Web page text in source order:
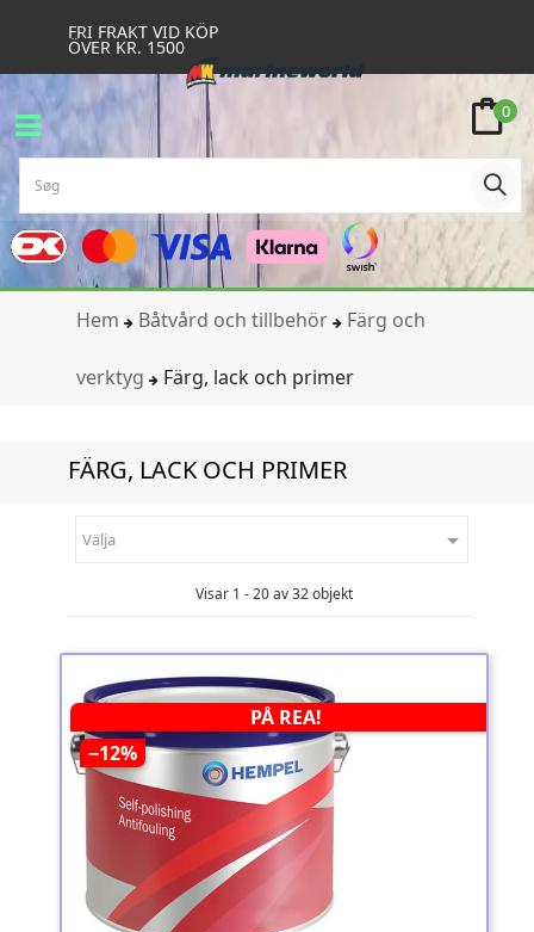
FRI FRAKT VID KÖP
ÖVER KR. 1500
0
Hem Båtvård och tillbehör Färg och
verktyg Färg, lack och primer
FÄRG, LACK OCH PRIMER
Välja 
Visar 1 - 20 av 32 objekt
PÅ REA!
−12%